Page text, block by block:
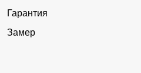
Гарантия
Замер